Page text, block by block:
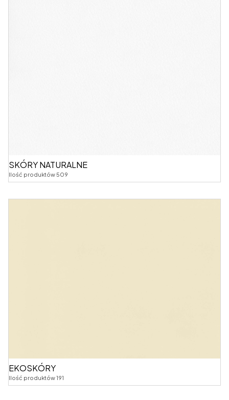
SKÓRY NATURALNE
Ilość produktów 509
EKOSKÓRY
Ilość produktów 191